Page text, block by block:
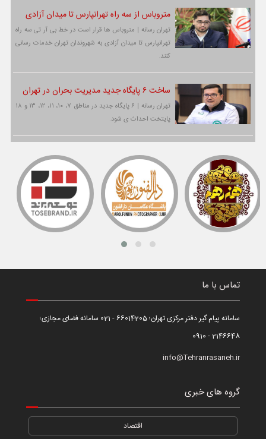
متروباس از سه راه تهرانپارس تا میدان آزادی
تهران رسانه | متروباس ها قرار است در خط بی آر تی سه راه
تهرانپارس تا میدان آزادی به شهروندان تهران خدمات رسانی
کنند.
ساخت ۶ پایگاه جدید مدیریت بحران در تهران
تهران رسانه | ۶ پایگاه جدید در مناطق ۷، ۱۰، ۱۱، ۱۲، ۱۳ و ۱۸
پایتخت احداث ی شود.
تماس با ما
سامانه پیام گیر دفتر مرکزی تهران؛ 66014205 - 021 سامانه فضای مجازی؛
2146648 - 0910
info@Tehranrasaneh.ir
گروه های خبری
اقتصاد